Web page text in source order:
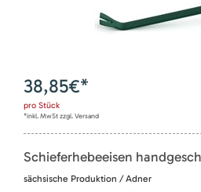
38,85€*
pro Stück
*inkl. MwSt zzgl. Versand
Schieferhebeeisen
sächsische Produktion / Adner